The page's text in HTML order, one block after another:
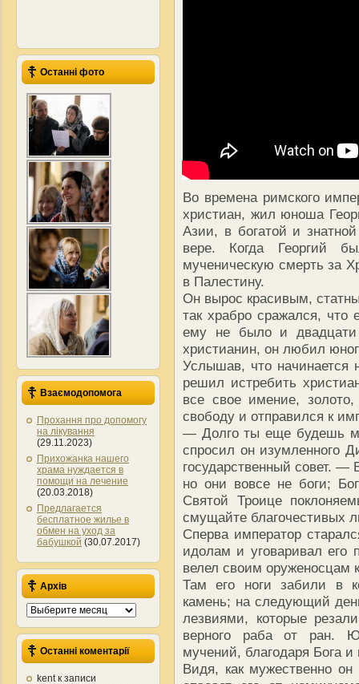
Останні фото
Взаємодопомога
Прохання про допомогу
на лікування
(29.11.2023)
Прихожанка нашего
храма нуждается в
помощи на лечение
(20.03.2018)
Предлагается
бесплатное жилье в
обмен на уход за
бабушкой (30.07.2017)
Архів
Архів
Останні коментарії
kentк записи
Во времена римского
христиан, жил юноша
Азии, в богатой и
вере. Когда Георгий
мученическую смерть за
в Палестину.
Он вырос красивым,
так храбро сражался, что
ему не было и двадцати
христианин, он любил
Услышав, что начинается
решил истребить
все свое имение,
свободу и отправился к
— Долго ты еще будешь
спросил он изумленного
государственный совет. —
но они вовсе не боги;
Святой Троице
смущайте благочестивых
Сперва император
идолам и уговаривал его
велел своим оруженосцам
Там его ноги забили в
камень; на следующий
лезвиями, которые
верного раба от ран.
мучений, благодаря Бога и
Видя, как мужественно он